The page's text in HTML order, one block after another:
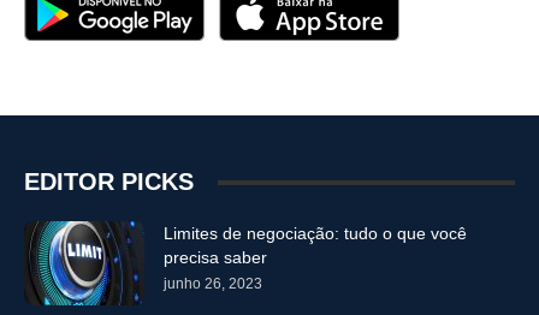
EDITOR PICKS
Limites de negociação: tudo o que você
precisa saber
junho 26, 2023